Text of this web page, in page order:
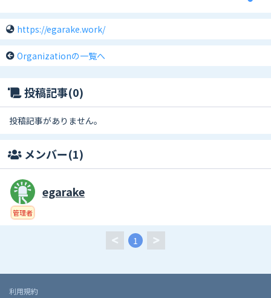
投稿記事(0)
投稿記事がありません。
メンバー(1)
egarake
管理者
1
https://egarake.work/
Organizationの一覧へ
利用規約